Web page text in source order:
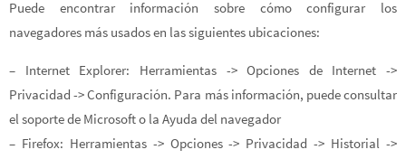
Puede encontrar información sobre cómo configurar los
navegadores más usados en las siguientes ubicaciones:
– Internet Explorer: Herramientas -> Opciones de Internet ->
Privacidad -> Configuración. Para más información, puede consultar
el soporte de Microsoft o la Ayuda del navegador
– Firefox: Herramientas -> Opciones -> Privacidad -> Historial ->